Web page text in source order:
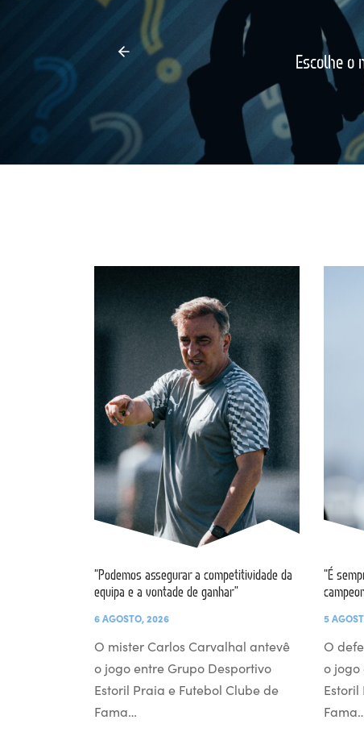
Escolhe o
“Podemos assegurar a competitividade da
equipa e a vontade de ganhar”
6 AGOSTO, 2026
O mister Carlos Carvalhal antevê
o jogo entre Grupo Desportivo
Estoril Praia e Futebol Clube de
Fama…
“É
5
O
o jogo